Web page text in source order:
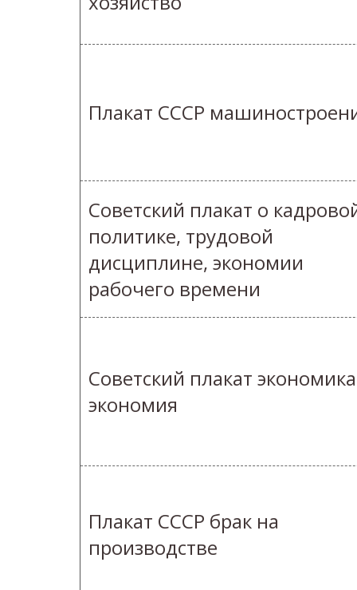
Плакат СССР
Советский плакат о
политике, трудовой
дисциплине, экономии
рабочего времени
Советский плакат
экономия
Плакат СССР брак на
производстве